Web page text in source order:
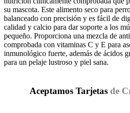
su mascota. Este alimento seco para
balanceado con precisión y es fácil de
calidad y calcio para dar soporte a los
pequeño. Proporciona una mezcla de
comprobada con vitaminas C y E para
inmunológico fuerte, además de ácidos
para un pelaje lustroso y piel sana.
Aceptamos Tarjetas de